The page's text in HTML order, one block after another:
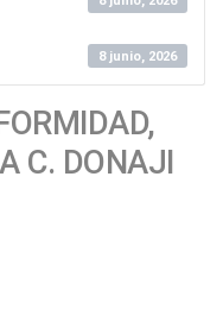
8 junio, 2026
C. DONAJI